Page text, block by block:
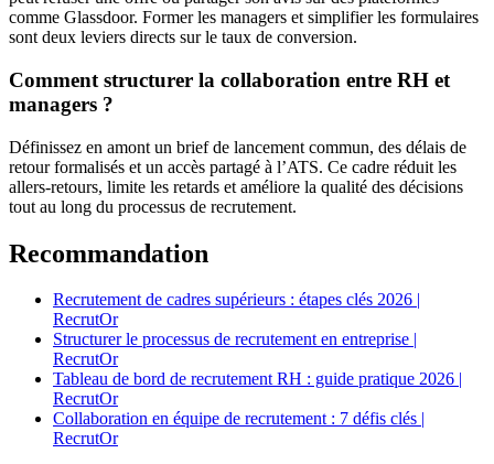
comme Glassdoor. Former les managers et simplifier les formulaires
sont deux leviers directs sur le taux de conversion.
Comment structurer la collaboration entre RH et
managers ?
Définissez en amont un brief de lancement commun, des délais de
retour formalisés et un accès partagé à l’ATS. Ce cadre réduit les
allers-retours, limite les retards et améliore la qualité des décisions
tout au long du processus de recrutement.
Recommandation
Recrutement de cadres supérieurs : étapes clés 2026 |
RecrutOr
Structurer le processus de recrutement en entreprise |
RecrutOr
Tableau de bord de recrutement RH : guide pratique 2026 |
RecrutOr
Collaboration en équipe de recrutement : 7 défis clés |
RecrutOr